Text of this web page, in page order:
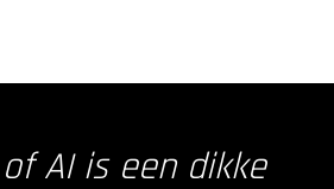
AI is een dikke